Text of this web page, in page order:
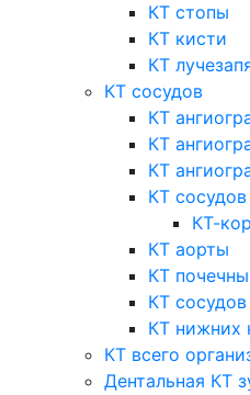
КТ стопы
КТ кисти
КТ
КТ сосудов
КТ
КТ
КТ
КТ
КТ-
КТ аорты
КТ
КТ
КТ нижних
КТ всего
Дентальная КТ